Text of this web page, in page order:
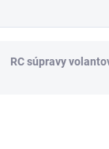
RC súpravy